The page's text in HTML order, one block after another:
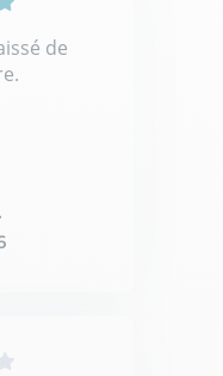
de